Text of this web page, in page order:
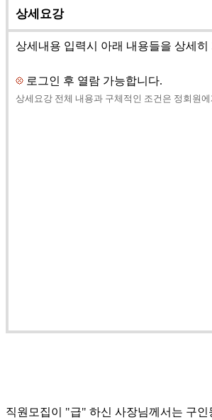
상세요강
상세내용 입력시 아래 내용들을 상세히
로그인 후 열람 가능합니다.
상세요강 전체 내용과 구체적인 조건은 정회원
직원모집이 "급" 하신 사장님께서는 구